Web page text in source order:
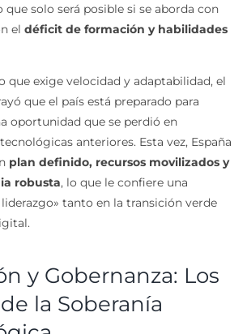
que solo será posible si se aborda con
el déficit de formación y habilidades
que exige velocidad y adaptabilidad, el
que el país está preparado para
oportunidad que se perdió en
anteriores. Esta vez, España
plan definido, recursos movilizados y
robusta, lo que le confiere una
tanto en la transición verde
y Gobernanza: Los
la Soberanía